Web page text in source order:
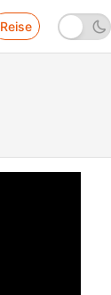
Reise